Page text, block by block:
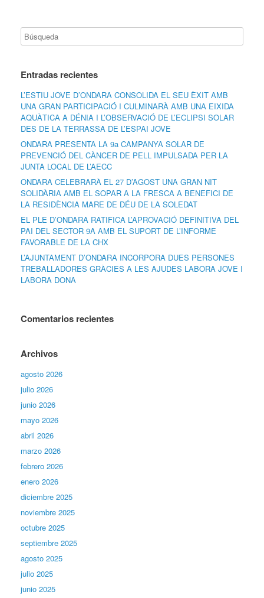
Entradas recientes
L’ESTIU JOVE D’ONDARA CONSOLIDA EL SEU ÈXIT AMB
UNA GRAN PARTICIPACIÓ I CULMINARÀ AMB UNA EIXIDA
AQUÀTICA A DÉNIA I L’OBSERVACIÓ DE L’ECLIPSI SOLAR
DES DE LA TERRASSA DE L’ESPAI JOVE
ONDARA PRESENTA LA 9a CAMPANYA SOLAR DE
PREVENCIÓ DEL CÀNCER DE PELL IMPULSADA PER LA
JUNTA LOCAL DE L’AECC
ONDARA CELEBRARÀ EL 27 D’AGOST UNA GRAN NIT
SOLIDÀRIA AMB EL SOPAR A LA FRESCA A BENEFICI DE
LA RESIDÈNCIA MARE DE DÉU DE LA SOLEDAT
EL PLE D’ONDARA RATIFICA L’APROVACIÓ DEFINITIVA DEL
PAI DEL SECTOR 9A AMB EL SUPORT DE L’INFORME
FAVORABLE DE LA CHX
L’AJUNTAMENT D’ONDARA INCORPORA DUES PERSONES
TREBALLADORES GRÀCIES A LES AJUDES LABORA JOVE I
LABORA DONA
Comentarios recientes
Archivos
agosto 2026
julio 2026
junio 2026
mayo 2026
abril 2026
marzo 2026
febrero 2026
enero 2026
diciembre 2025
noviembre 2025
octubre 2025
septiembre 2025
agosto 2025
julio 2025
junio 2025